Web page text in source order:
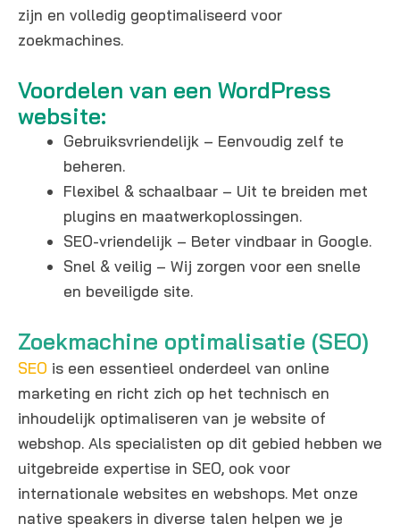
zijn en volledig geoptimaliseerd voor
zoekmachines.
Voordelen van een WordPress
website:
Gebruiksvriendelijk – Eenvoudig zelf te
beheren.
Flexibel & schaalbaar – Uit te breiden met
plugins en maatwerkoplossingen.
SEO-vriendelijk – Beter vindbaar in Google.
Snel & veilig – Wij zorgen voor een snelle
en beveiligde site.
Zoekmachine optimalisatie (SEO)
SEO is een essentieel onderdeel van online
marketing en richt zich op het technisch en
inhoudelijk optimaliseren van je website of
webshop. Als specialisten op dit gebied hebben we
uitgebreide expertise in SEO, ook voor
internationale websites en webshops. Met onze
native speakers in diverse talen helpen we je